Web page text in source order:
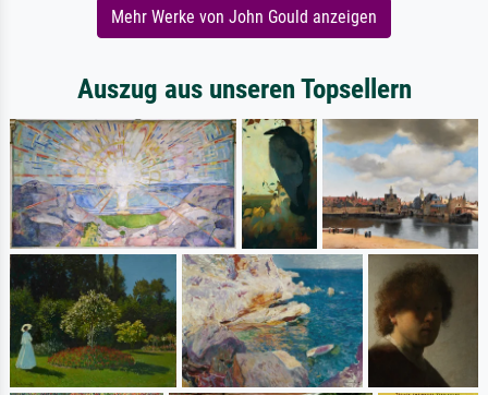
Mehr Werke von John Gould anzeigen
Auszug aus unseren Topsellern